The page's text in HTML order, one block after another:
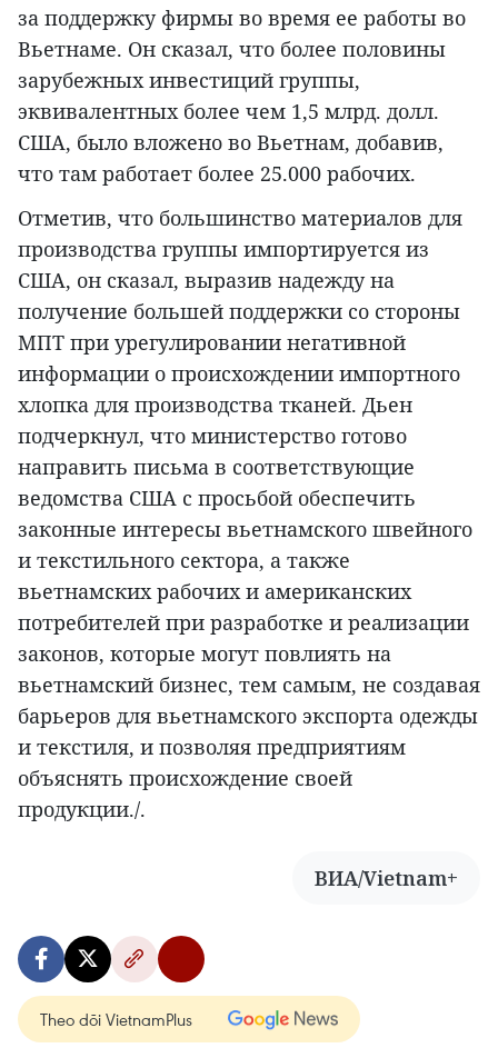
за поддержку фирмы во время ее работы во
Вьетнаме. Он сказал, что более половины
зарубежных инвестиций группы,
эквивалентных более чем 1,5 млрд. долл.
США, было вложено во Вьетнам, добавив,
что там работает более 25.000 рабочих.
Отметив, что большинство материалов для
производства группы импортируется из
США, он сказал, выразив надежду на
получение большей поддержки со стороны
МПТ при урегулировании негативной
информации о происхождении импортного
хлопка для производства тканей. Дьен
подчеркнул, что министерство готово
направить письма в соответствующие
ведомства США с просьбой обеспечить
законные интересы вьетнамского швейного
и текстильного сектора, а также
вьетнамских рабочих и американских
потребителей при разработке и реализации
законов, которые могут повлиять на
вьетнамский бизнес, тем самым, не создавая
барьеров для вьетнамского экспорта одежды
и текстиля, и позволяя предприятиям
объяснять происхождение своей
продукции./.
ВИА/Vietnam+
Theo dõi VietnamPlus